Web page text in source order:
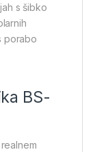
s šibko
porabo
BS-